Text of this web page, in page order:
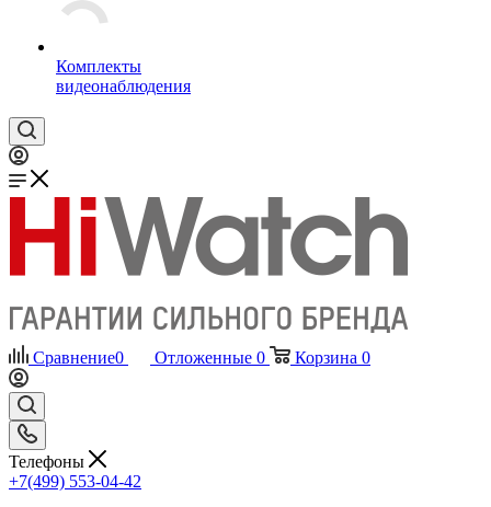
Комплекты
видеонаблюдения
Сравнение0 Отложенные 0 Корзина 0
Телефоны
+7(499) 553-04-42